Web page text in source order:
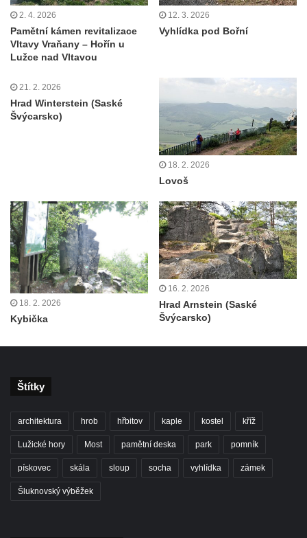
2. 4. 2026
Pamětní kámen revitalizace
Vltavy Vraňany – Hořín u
Lužce nad Vltavou
12. 3. 2026
Vyhlídka pod Bořní
21. 2. 2026
Hrad Winterstein (Saské
Švýcarsko)
18. 2. 2026
Lovoš
18. 2. 2026
Kybička
16. 2. 2026
Hrad Arnstein (Saské
Švýcarsko)
Štítky
architektura hrob hřbitov kaple kostel kříž
Lužické hory Most pamětní deska park pomník
pískovec skála sloup socha vyhlídka zámek
Šluknovský výběžek